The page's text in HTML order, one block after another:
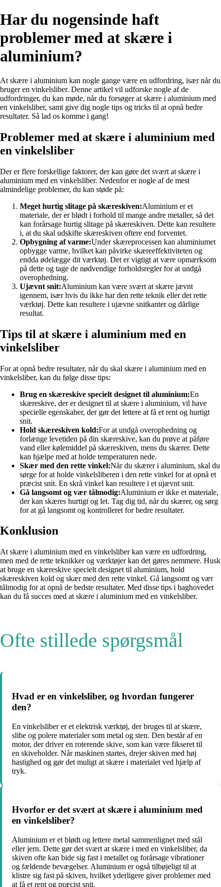
Har du nogensinde haft
problemer med at skære i
aluminium?
At skære i aluminium kan nogle gange være en udfordring, især når du
bruger en vinkelsliber. Denne artikel vil udforske nogle af de
udfordringer, du kan møde, når du forsøger at skære i aluminium med
en vinkelsliber, samt give dig nogle tips og tricks til at opnå bedre
resultater. Så lad os komme i gang!
Problemer med at skære i aluminium med
en vinkelsliber
Der er flere forskellige faktorer, der kan gøre det svært at skære i
aluminium med en vinkelsliber. Nedenfor er nogle af de mest
almindelige problemer, du kan støde på:
Meget hurtig slitage på skæreskiven:Aluminium er et
materiale, der er blødt i forhold til mange andre metaller, så det
kan forårsage hurtig slitage på skæreskiven. Dette kan resultere
i, at du skal udskifte skæreskiven oftere end forventet.
Opbygning af varme:Under skæreprocessen kan aluminiumet
opbygge varme, hvilket kan påvirke skæreeffektiviteten og
endda ødelægge dit værktøj. Det er vigtigt at være opmærksom
på dette og tage de nødvendige forholdsregler for at undgå
overophedning.
Ujævnt snit:Aluminium kan være svært at skære jævnt
igennem, især hvis du ikke har den rette teknik eller det rette
værktøj. Dette kan resultere i ujævne snitkanter og dårlige
resultat.
Tips til at skære i aluminium med en
vinkelsliber
For at opnå bedre resultater, når du skal skære i aluminium med en
vinkelsliber, kan du følge disse tips:
Brug en skæreskive specielt designet til aluminium:En
skæreskive, der er designet til at skære i aluminium, vil have
specielle egenskaber, der gør det lettere at få et rent og hurtigt
snit.
Hold skæreskiven kold:For at undgå overophedning og
forlænge levetiden på din skæreskive, kan du prøve at påføre
vand eller kølemiddel på skæreskiven, mens du skærer. Dette
kan hjælpe med at holde temperaturen nede.
Skær med den rette vinkel:Når du skærer i aluminium, skal du
sørge for at holde vinkelsliberen i den rette vinkel for at opnå et
præcist snit. En skrå vinkel kan resultere i et ujævnt snit.
Gå langsomt og vær tålmodig:Aluminium er ikke et materiale,
der kan skæres hurtigt og let. Tag dig tid, når du skærer, og sørg
for at gå langsomt og kontrolleret for bedre resultater.
Konklusion
At skære i aluminium med en vinkelsliber kan være en udfordring,
men med de rette teknikker og værktøjer kan det gøres nemmere. Husk
at bruge en skæreskive specielt designet til aluminium, hold
skæreskiven kold og skær med den rette vinkel. Gå langsomt og vær
tålmodig for at opnå de bedste resultater. Med disse tips i baghovedet
kan du få succes med at skære i aluminium med en vinkelsliber.
Ofte stillede spørgsmål
Hvad er en vinkelsliber, og hvordan fungerer
den?
En vinkelsliber er et elektrisk værktøj, der bruges til at skære,
slibe og polere materialer som metal og sten. Den består af en
motor, der driver en roterende skive, som kan være fikseret til
en skiveholder. Når maskinen startes, drejer skiven med høj
hastighed og gør det muligt at skære i materialet ved hjælp af
tryk.
Hvorfor er det svært at skære i aluminium med
en vinkelsliber?
Aluminium er et blødt og lettere metal sammenlignet med stål
eller jern. Dette gør det svært at skære i med en vinkelsliber, da
skiven ofte kan bide sig fast i metallet og forårsage vibrationer
og fældende bevægelser. Aluminium er også tilbøjeligt til at
klistre sig fast på skiven, hvilket yderligere giver problemer med
at få et rent og præcist snit.